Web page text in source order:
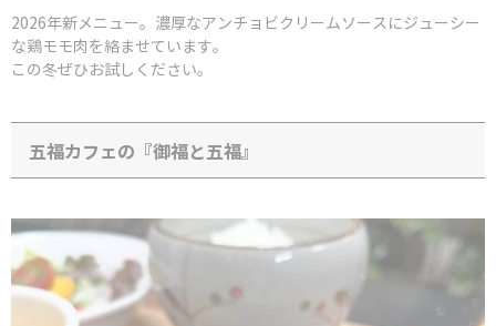
2026年新メニュー。濃厚なアンチョビクリームソースにジューシー
な鶏モモ肉を絡ませています。
この冬ぜひお試しください。
五福カフェの『御福と五福』